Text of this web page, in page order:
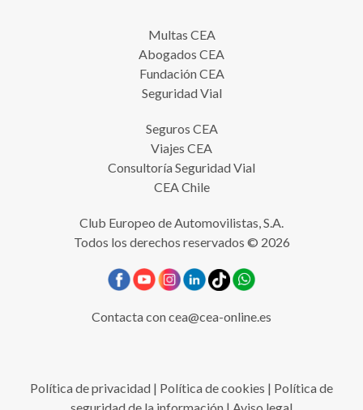
Multas CEA
Abogados CEA
Fundación CEA
Seguridad Vial
Seguros CEA
Viajes CEA
Consultoría Seguridad Vial
CEA Chile
Club Europeo de Automovilistas, S.A.
Todos los derechos reservados © 2026
Contacta concea@cea-online.es
Política de privacidad | Política de cookies | Política de